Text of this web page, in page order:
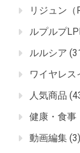
リジュン（
ルプルプ
ルルシア
ワイヤレス
人気商品
健康・食事
動画編集 (3)